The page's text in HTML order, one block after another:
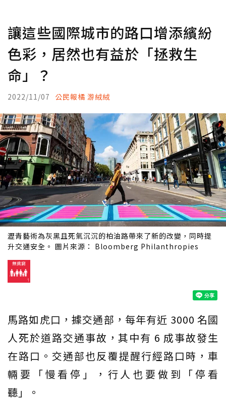
讓這些國際城市的路口增添繽紛
色彩，居然也有益於「拯救生
命」？
2022/11/07 公民報橘 游絨絨
瀝青藝術為灰黑且死氣沉沉的柏油路帶來了新的改變，同時提
升交通安全。 圖片來源： Bloomberg Philanthropies
馬路如虎口，據交通部，每年有近 3000 名國
人死於道路交通事故，其中有 6 成事故發生
在路口。交通部也反覆提醒行經路口時，車
輛要「慢看停」，行人也要做到「停看
聽」。